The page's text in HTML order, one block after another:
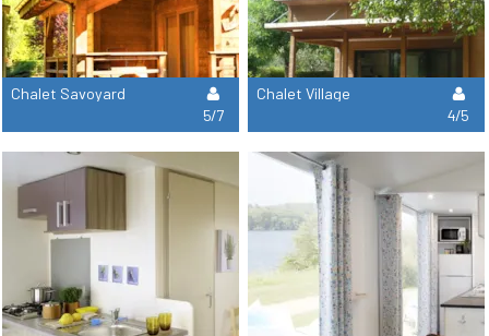
Chalet Savoyard
5/7
Chalet Village
4/5